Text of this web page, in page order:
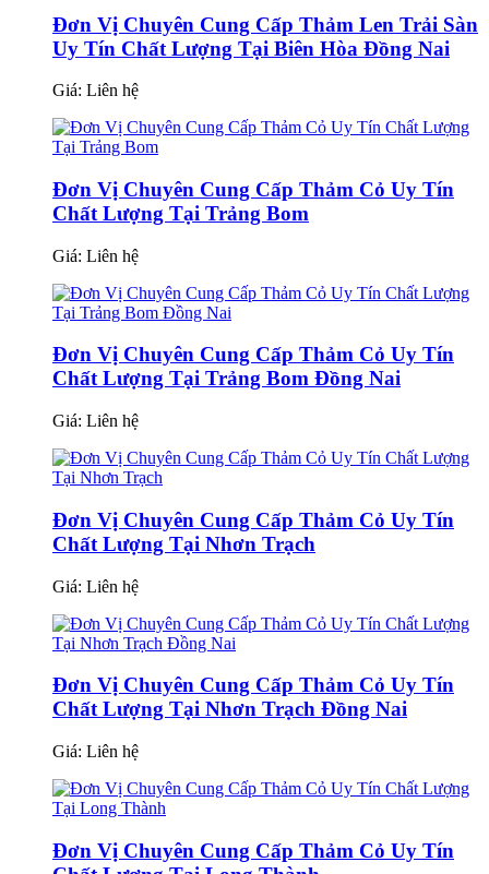
Đơn Vị Chuyên Cung Cấp Thảm Len Trải Sàn
Uy Tín Chất Lượng Tại Biên Hòa Đồng Nai
Giá: Liên hệ
Đơn Vị Chuyên Cung Cấp Thảm Cỏ Uy Tín
Chất Lượng Tại Trảng Bom
Giá: Liên hệ
Đơn Vị Chuyên Cung Cấp Thảm Cỏ Uy Tín
Chất Lượng Tại Trảng Bom Đồng Nai
Giá: Liên hệ
Đơn Vị Chuyên Cung Cấp Thảm Cỏ Uy Tín
Chất Lượng Tại Nhơn Trạch
Giá: Liên hệ
Đơn Vị Chuyên Cung Cấp Thảm Cỏ Uy Tín
Chất Lượng Tại Nhơn Trạch Đồng Nai
Giá: Liên hệ
Đơn Vị Chuyên Cung Cấp Thảm Cỏ Uy Tín